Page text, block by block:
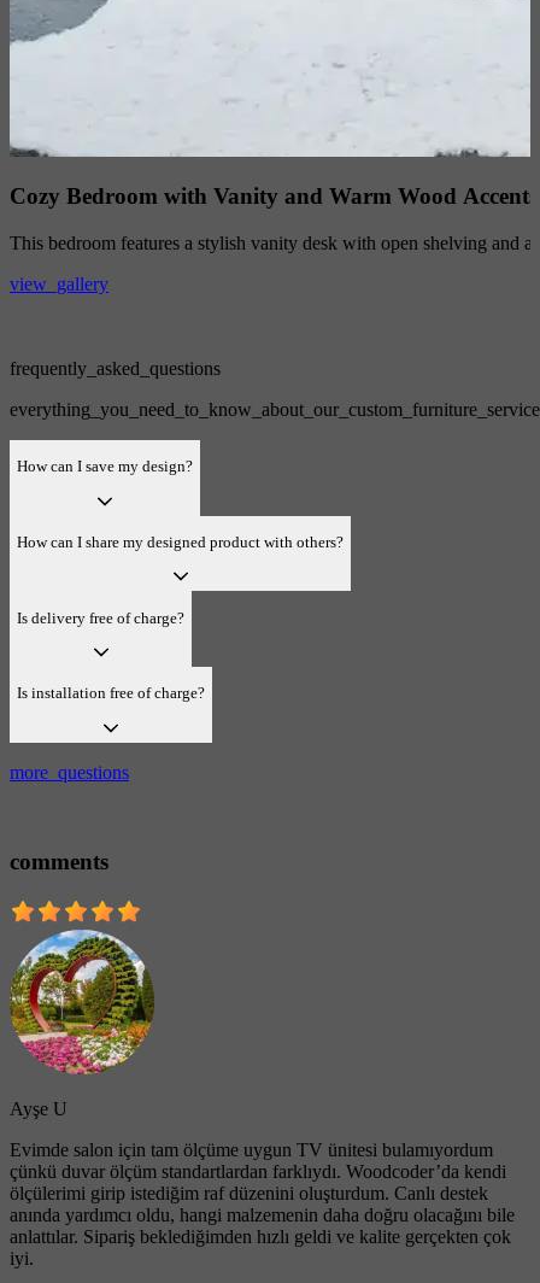
Cozy Bedroom with Vanity and Warm Wood Accents
This bedroom features a stylish vanity desk with open shelving and a
view_gallery
frequently_asked_questions
everything_you_need_to_know_about_our_custom_furniture_service
How can I save my design?
How can I share my designed product with others?
Is delivery free of charge?
Is installation free of charge?
more_questions
comments
Ayşe U
Evimde salon için tam ölçüme uygun TV ünitesi bulamıyordum
çünkü duvar ölçüm standartlardan farklıydı. Woodcoder’da kendi
ölçülerimi girip istediğim raf düzenini oluşturdum. Canlı destek
anında yardımcı oldu, hangi malzemenin daha doğru olacağını bile
anlattılar. Sipariş beklediğimden hızlı geldi ve kalite gerçekten çok
iyi.